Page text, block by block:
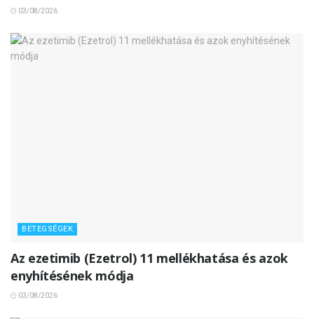
03/08/2026
BETEGSÉGEK
Az ezetimib (Ezetrol) 11 mellékhatása és azok
enyhítésének módja
03/08/2026